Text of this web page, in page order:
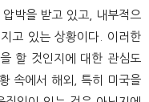
박을 받고 있고, 내부적으
고 있는 상황이다. 이러한
할 것인지에 대한 관심도
속에서 해외, 특히 미국을